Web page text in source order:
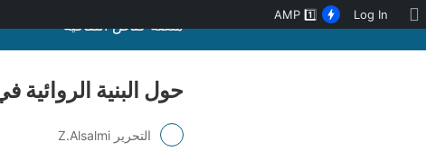
منصة قنّاص الثقافية
حول البنية
التحرير Z.Alsalmi
نبذةLog In
AMP 1️⃣